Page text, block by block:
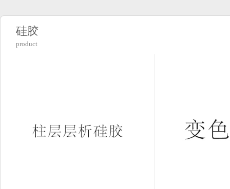
硅胶
product